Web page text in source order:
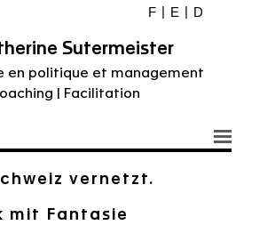
F E D
Sutermeister
en politique et management
| Facilitation
vernetzt.
mit Fantasie